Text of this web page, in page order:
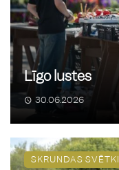
Līgo lustes
30.06.2026
SKRUNDAS SVĒTKI